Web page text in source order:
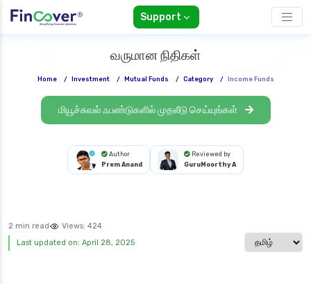
Support
வருமான நிதிகள்
Home / Investment / Mutual Funds / Category / Income Funds
மியூச்சுவல் ஃபண்டுகளில் முதலீடு செய்யுங்கள்
Author
Prem Anand
Reviewed by
GuruMoorthy A
2 min read Views: 424
Last updated on: April 28, 2025
Select